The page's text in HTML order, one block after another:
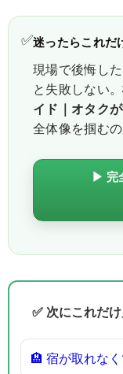
✅迷ったらこれだ
現場で後悔し
と失敗しない。
イド｜オタク
全体像を掴むの
▶ 完
✅ 次にこれだ
🏨 宿が取れな